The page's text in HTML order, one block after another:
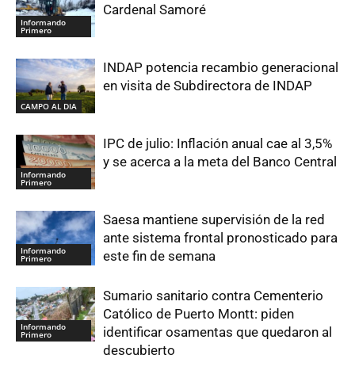
Informando
Primero
Cardenal Samoré
CAMPO AL DIA
INDAP potencia recambio generacional
en visita de Subdirectora de INDAP
Informando
Primero
IPC de julio: Inflación anual cae al 3,5%
y se acerca a la meta del Banco Central
Informando
Primero
Saesa mantiene supervisión de la red
ante sistema frontal pronosticado para
este fin de semana
Informando
Primero
Sumario sanitario contra Cementerio
Católico de Puerto Montt: piden
identificar osamentas que quedaron al
descubierto